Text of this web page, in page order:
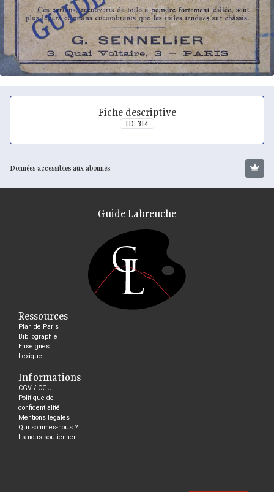
Fiche descriptive
ID: 314
Données accessibles aux abonnés
Guide Labreuche
Ressources
Plan de Paris
Bibliographie
Enseignes
Lexique
Informations
CGV / CGU
Politique de
confidentialité
Mentions légales
Qui sommes-nous ?
Ils nous soutiennent